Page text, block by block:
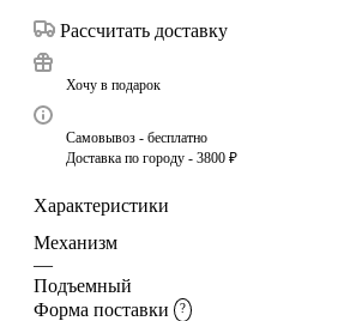
Рассчитать доставку
Хочу в подарок
Самовывоз - бесплатно
Доставка по городу - 3800 ₽
Характеристики
Механизм
—
Подъемный
Форма поставки
?